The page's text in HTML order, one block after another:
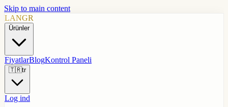
Skip to main content
LANGR
Ürünler
FiyatlarBlogKontrol Paneli
🇹🇷tr
Log ind